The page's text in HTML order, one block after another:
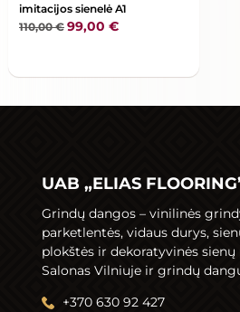
imitacijos sienelė A1
110,00€ 99,00 €
UAB „ELIAS
Grindų dangos – vinilinės
parketlentės, vidaus durys,
plokštės ir dekoratyvinės sienų
Salonas Vilniuje ir grindų
+370 630 92 427